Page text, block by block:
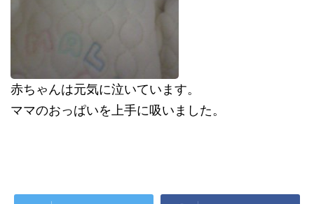
赤ちゃんは元気に泣いています。
ママのおっぱいを上手に吸いました。